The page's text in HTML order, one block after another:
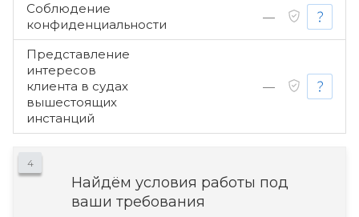
Соблюдение
конфиденциальности
—
Представление
интересов
клиента в судах
вышестоящих
инстанций
—
4
Найдём условия работы под
ваши требования